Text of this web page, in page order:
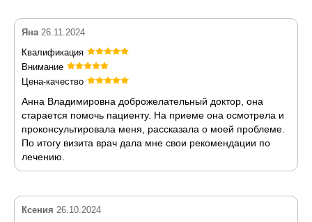
Яна 26.11.2024
Квалификация
Внимание
Цена-качество
Анна Владимировна доброжелательный доктор, она
старается помочь пациенту. На приеме она осмотрела и
проконсультировала меня, рассказала о моей проблеме.
По итогу визита врач дала мне свои рекомендации по
лечению.
Ксения 26.10.2024